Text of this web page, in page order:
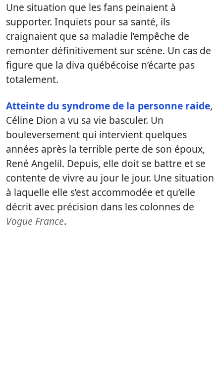
Une situation que les fans peinaient à
supporter. Inquiets pour sa santé, ils
craignaient que sa maladie l’empêche de
remonter définitivement sur scène. Un cas de
figure que la diva québécoise n’écarte pas
totalement.
Atteinte du syndrome de la personne raide,
Céline Dion a vu sa vie basculer. Un
bouleversement qui intervient quelques
années après la terrible perte de son époux,
René Angelil. Depuis, elle doit se battre et se
contente de vivre au jour le jour. Une situation
à laquelle elle s’est accommodée et qu’elle
décrit avec précision dans les colonnes de
Vogue France.